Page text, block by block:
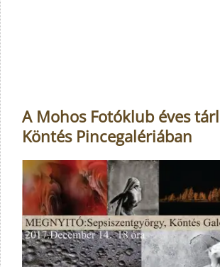
A Mohos Fotóklub éves
Köntés Pincegalériában